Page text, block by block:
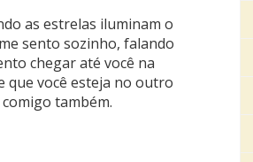
as estrelas iluminam o
sento sozinho, falando
chegar até você na
que você esteja no outro
também.